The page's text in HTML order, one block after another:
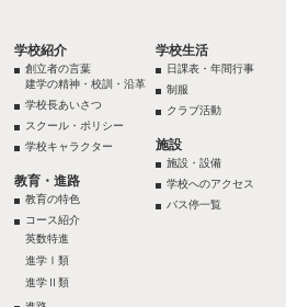
学校紹介
創立者の言葉
建学の精神・校訓・沿革
学校長あいさつ
スクール・ポリシー
学校キャラクター
教育・進路
教育の特色
コース紹介
英数特進
進学Ⅰ類
進学Ⅱ類
学校生活
日課表・年間行事
制服
クラブ活動
施設
施設・設備
学校へのアクセス
バス停一覧